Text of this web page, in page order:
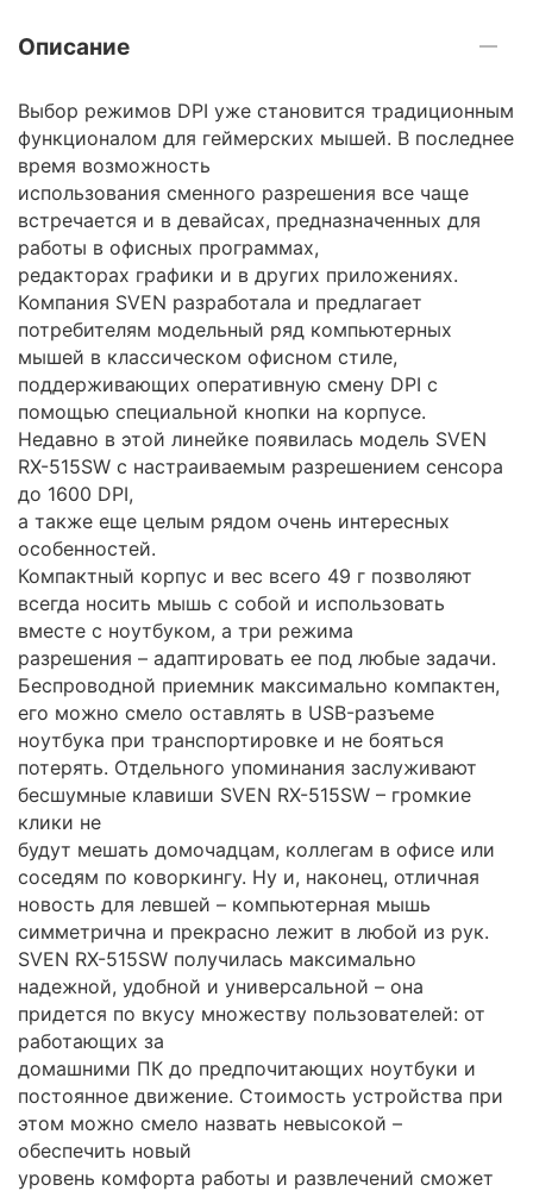
Описание
Выбор режимов DPI уже становится традиционным
функционалом для геймерских мышей. В последнее
время возможность
использования сменного разрешения все чаще
встречается и в девайсах, предназначенных для
работы в офисных программах,
редакторах графики и в других приложениях.
Компания SVEN разработала и предлагает
потребителям модельный ряд компьютерных
мышей в классическом офисном стиле,
поддерживающих оперативную смену DPI с
помощью специальной кнопки на корпусе.
Недавно в этой линейке появилась модель SVEN
RX-515SW с настраиваемым разрешением сенсора
до 1600 DPI,
а также еще целым рядом очень интересных
особенностей.
Компактный корпус и вес всего 49 г позволяют
всегда носить мышь с собой и использовать
вместе с ноутбуком, а три режима
разрешения – адаптировать ее под любые задачи.
Беспроводной приемник максимально компактен,
его можно смело оставлять в USB-разъеме
ноутбука при транспортировке и не бояться
потерять. Отдельного упоминания заслуживают
бесшумные клавиши SVEN RX-515SW – громкие
клики не
будут мешать домочадцам, коллегам в офисе или
соседям по коворкингу. Ну и, наконец, отличная
новость для левшей – компьютерная мышь
симметрична и прекрасно лежит в любой из рук.
SVEN RX-515SW получилась максимально
надежной, удобной и универсальной – она
придется по вкусу множеству пользователей: от
работающих за
домашними ПК до предпочитающих ноутбуки и
постоянное движение. Стоимость устройства при
этом можно смело назвать невысокой –
обеспечить новый
уровень комфорта работы и развлечений сможет